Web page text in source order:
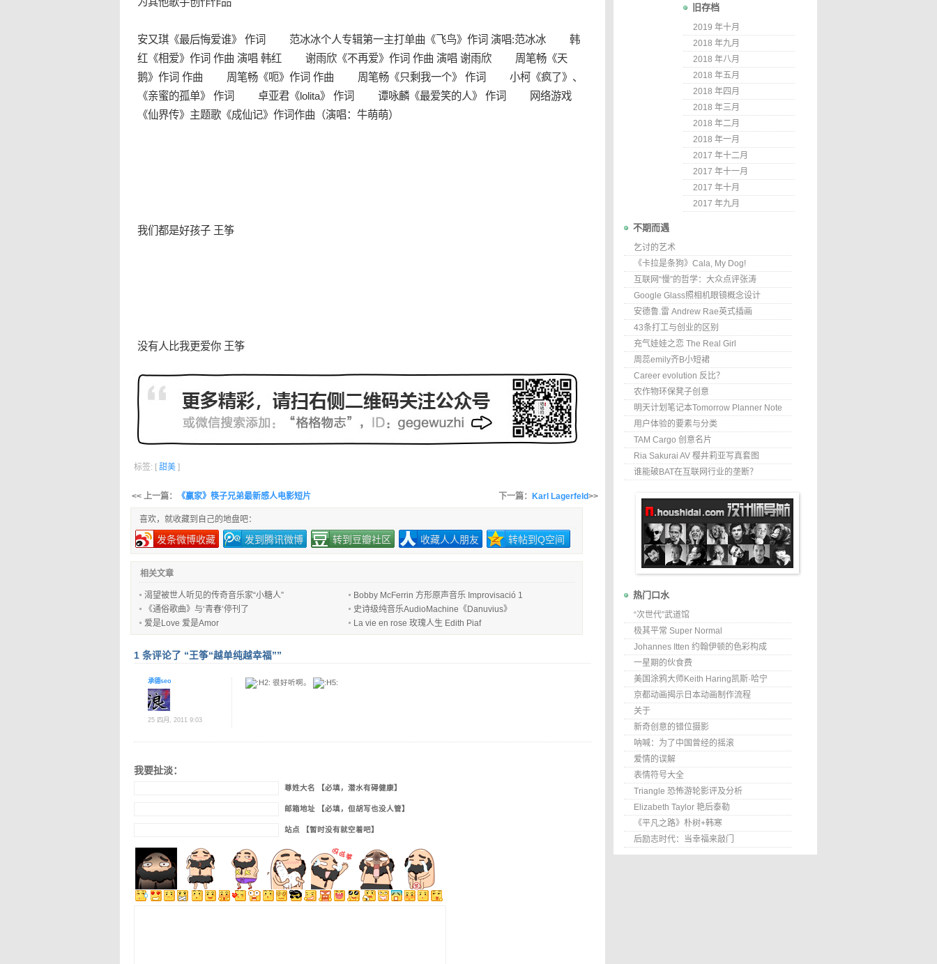
安又琪《最后悔爱谁》 作词 范冰冰个人专辑第一主打单曲《飞鸟》作词 演唱:范冰冰 韩
红《相爱》作词 作曲 演唱 韩红 谢雨欣《不再爱》作词 作曲 演唱 谢雨欣 周笔畅《天
鹅》作词 作曲 周笔畅《呃》作词 作曲 周笔畅《只剩我一个》 作词 小柯《疯了》、
《亲蜜的孤单》 作词 卓亚君《lolita》 作词 谭咏麟《最爱笑的人》 作词 网络游戏
《仙界传》主题歌《成仙记》作词作曲（演唱：牛萌萌）
我们都是好孩子 王筝
没有人比我更爱你 王筝
标签: [ 甜美 ]
<< 上一篇： 《赢家》筷子兄弟最新感人电影短片 下一篇： Karl Lagerfeld>>
喜欢，就收藏到自己的地盘吧：
发条微博收藏 发到腾讯微博 转到豆瓣社区 收藏人人朋友 转帖到Q空间
相关文章
渴望被世人听见的传奇音乐家“小糖人”
Bobby McFerrin 方形原声音乐 Improvisació 1
《通俗歌曲》与‘青春’停刊了
史诗级纯音乐AudioMachine《Danuvius》
爱是Love 爱是Amor
La vie en rose 玫瑰人生 Edith Piaf
1 条评论了 “王筝“越单纯越幸福””
承德seo
25 四月, 2011 9:03
很好听啊。
我要扯淡：
尊姓大名 【必填，潜水有碍健康】
邮箱地址 【必填，但胡写也没人管】
站点 【暂时没有就空着吧】
旧存档
2019 年十月
2018 年九月
2018 年八月
2018 年五月
2018 年四月
2018 年三月
2018 年二月
2018 年一月
2017 年十二月
2017 年十一月
2017 年十月
2017 年九月
不期而遇
乞讨的艺术
《卡拉是条狗》Cala, My Dog!
互联网“慢”的哲学：大众点评张涛
Google Glass照相机眼镜概念设计
安德鲁.雷 Andrew Rae英式插画
43条打工与创业的区别
充气娃娃之恋 The Real Girl
周蕊emily齐B小短裙
Career evolution 反比？
农作物环保凳子创意
明天计划笔记本Tomorrow Planner Note
用户体验的要素与分类
TAM Cargo 创意名片
Ria Sakurai AV 樱井莉亚写真套图
谁能破BAT在互联网行业的垄断？
热门口水
“次世代”武道馆
极其平常 Super Normal
Johannes Itten 约翰伊顿的色彩构成
一星期的伙食费
美国涂鸦大师Keith Haring凯斯·哈宁
京都动画揭示日本动画制作流程
关于
新奇创意的错位摄影
呐喊：为了中国曾经的摇滚
爱情的误解
表情符号大全
Triangle 恐怖游轮影评及分析
Elizabeth Taylor 艳后泰勒
《平凡之路》朴树+韩寒
后励志时代：当幸福来敲门